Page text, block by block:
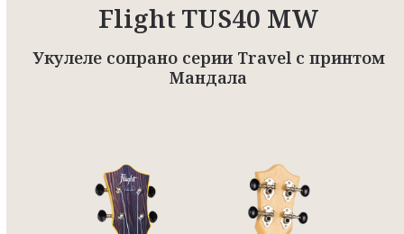
Flight TUS40 MW
Укулеле сопрано серии Travel с принтом
Мандала